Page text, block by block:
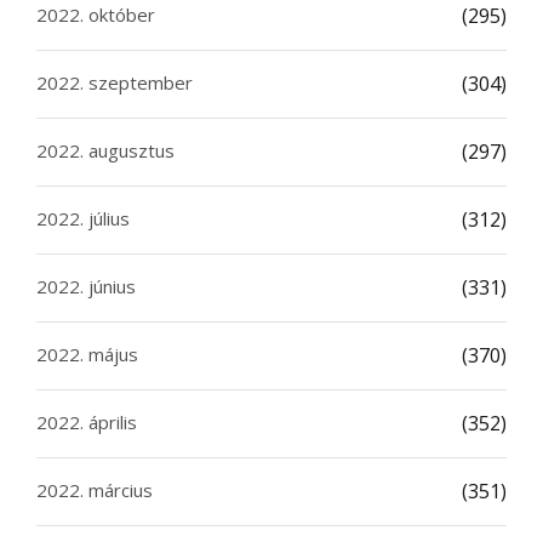
2022. október (295)
2022. szeptember (304)
2022. augusztus (297)
2022. július (312)
2022. június (331)
2022. május (370)
2022. április (352)
2022. március (351)